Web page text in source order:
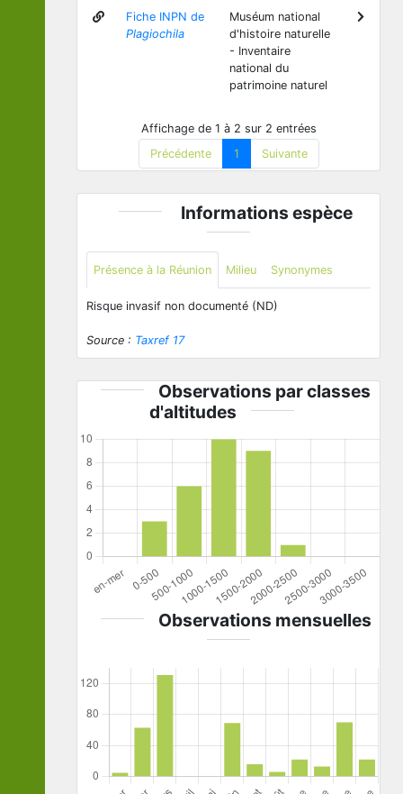
Fiche INPN de
Plagiochila
Muséum national
d'histoire naturelle
- Inventaire
national du
patrimoine naturel
Affichage de 1 à 2 sur 2 entrées
Précédente
1 Suivante
Informations espèce
Présence à la Réunion Milieu Synonymes
Risque invasif non documenté (ND)
Source : Taxref 17
Observations par classes
d'altitudes
Observations mensuelles